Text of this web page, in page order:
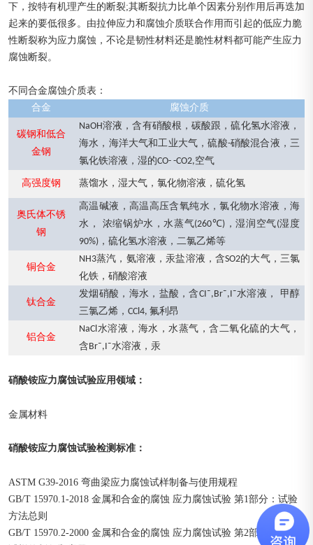
下，按特有机理产生的断裂;其断裂抗力比单个因素分别作用后再迭加
起来的要低很多。由拉伸应力和腐蚀介质联合作用而引起的低应力脆
性断裂称为应力腐蚀，不论是韧性材料还是脆性材料都可能产生应力
腐蚀断裂。
不同合金腐蚀介质表：
合金
腐蚀介质
碳钢和低合
金钢
NaOH溶液，含有硝酸根，碳酸跟，硫化氢水溶液，
海水，海洋大气和工业大气，硫酸-硝酸混合液，三
氯化铁溶液，湿的CO- -CO2,空气
高强度钢 蒸馏水，湿大气，氯化物溶液，硫化氢
奥氏体不锈
钢
高温碱液，高温高压含氧纯水，氯化物水溶液，海
水， 浓缩锅炉水，水蒸气(260℃) ，湿润空气(湿度
90%) ，硫化氢水溶液，二氯乙烯等
铜合金
NH 3蒸汽，氨溶液，汞盐溶液，含SO2的大气，三氯
化铁，硝酸溶液
钛合金
发烟硝酸，海水，盐酸，含CI ¯,Br¯,I ¯水溶液， 甲醇
三氯乙烯， CCl4, 氟利昂
铝合金
NaCl 水溶液，海水，水蒸气，含二氧化硫的大气，
含 Br¯,I ¯水溶液，汞
硝酸铵应力腐蚀试验应用领域 ：
金属材料
硝酸铵应力腐蚀试验检测标准 ：
ASTM G39-2016 弯曲梁应力腐蚀试样制备与使用规程
GB/T 15970.1-2018 金属和合金的腐蚀 应力腐蚀试验 第1部分：试验
方法总则
GB/T 15970.2-2000 金属和合金的腐蚀 应力腐蚀试验 第2部分：弯梁